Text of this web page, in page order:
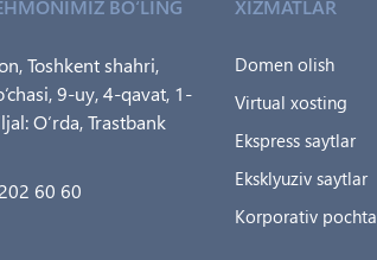
BO‘LING
Toshkent shahri,
9-uy, 4-qavat, 1-
O‘rda, Trastbank
60 60
XIZMATLAR
Domen olish
Virtual xosting
Ekspress saytlar
Eksklyuziv saytlar
Korporativ pochta